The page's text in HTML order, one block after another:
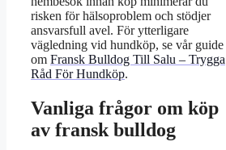
risken för hälsoproblem och stödjer
ansvarsfull avel. För ytterligare
vägledning vid hundköp, se vår guide
om Fransk Bulldog Till Salu – Trygga
Råd För Hundköp.
Vanliga frågor om köp
av fransk bulldog